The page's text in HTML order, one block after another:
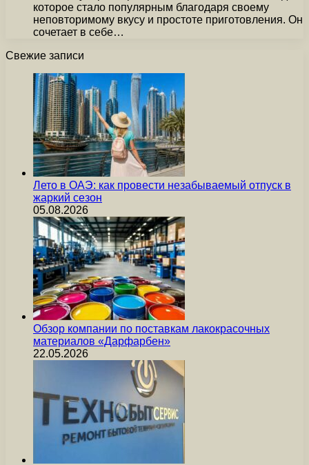
которое стало популярным благодаря своему
неповторимому вкусу и простоте приготовления. Он
сочетает в себе…
Свежие записи
Лето в ОАЭ: как провести незабываемый отпуск в
жаркий сезон
05.08.2026
Обзор компании по поставкам лакокрасочных
материалов «Дарфарбен»
22.05.2026